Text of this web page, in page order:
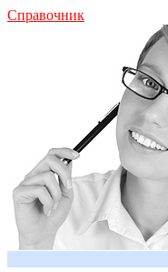
Справочник